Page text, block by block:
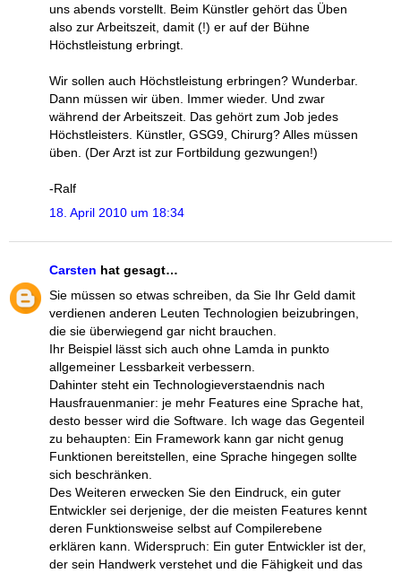
uns abends vorstellt. Beim Künstler gehört das Üben
also zur Arbeitszeit, damit (!) er auf der Bühne
Höchstleistung erbringt.
Wir sollen auch Höchstleistung erbringen? Wunderbar.
Dann müssen wir üben. Immer wieder. Und zwar
während der Arbeitszeit. Das gehört zum Job jedes
Höchstleisters. Künstler, GSG9, Chirurg? Alles müssen
üben. (Der Arzt ist zur Fortbildung gezwungen!)
-Ralf
18. April 2010 um 18:34
Carsten hat gesagt…
Sie müssen so etwas schreiben, da Sie Ihr Geld damit
verdienen anderen Leuten Technologien beizubringen,
die sie überwiegend gar nicht brauchen.
Ihr Beispiel lässt sich auch ohne Lamda in punkto
allgemeiner Lessbarkeit verbessern.
Dahinter steht ein Technologieverstaendnis nach
Hausfrauenmanier: je mehr Features eine Sprache hat,
desto besser wird die Software. Ich wage das Gegenteil
zu behaupten: Ein Framework kann gar nicht genug
Funktionen bereitstellen, eine Sprache hingegen sollte
sich beschränken.
Des Weiteren erwecken Sie den Eindruck, ein guter
Entwickler sei derjenige, der die meisten Features kennt
deren Funktionsweise selbst auf Compilerebene
erklären kann. Widerspruch: Ein guter Entwickler ist der,
der sein Handwerk verstehet und die Fähigkeit und das